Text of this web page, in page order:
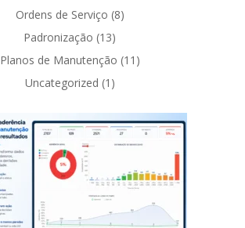
Ordens de Serviço (8)
Padronização (13)
Planos de Manutenção (11)
Uncategorized (1)